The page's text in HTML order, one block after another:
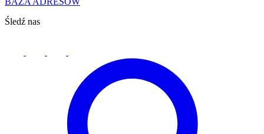
Śledź nas